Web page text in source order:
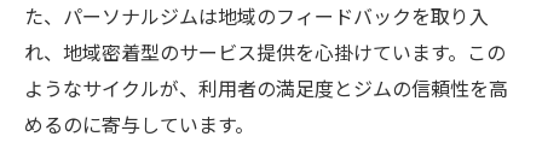
た、パーソナルジムは地域のフィードバックを取り入
れ、地域密着型のサービス提供を心掛けています。この
ようなサイクルが、利用者の満足度とジムの信頼性を高
めるのに寄与しています。